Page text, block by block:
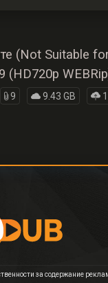
(Not Suitable
(HD720p
9 9.43 GB 1
за содержание